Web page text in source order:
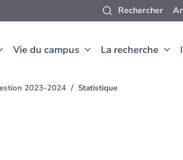
Rechercher
Vie du campus La recherche
2023-2024 Statistique